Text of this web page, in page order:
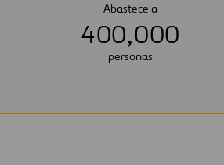
Abastece a
400,000
personas